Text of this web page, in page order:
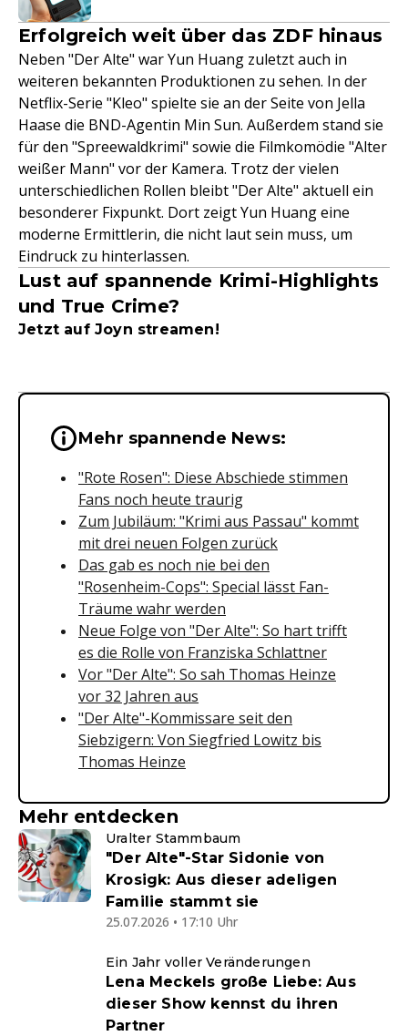
Erfolgreich weit über das ZDF hinaus
Neben "Der Alte" war Yun Huang zuletzt auch in
weiteren bekannten Produktionen zu sehen. In der
Netflix-Serie "Kleo" spielte sie an der Seite von Jella
Haase die BND-Agentin Min Sun. Außerdem stand sie
für den "Spreewaldkrimi" sowie die Filmkomödie "Alter
weißer Mann" vor der Kamera. Trotz der vielen
unterschiedlichen Rollen bleibt "Der Alte" aktuell ein
besonderer Fixpunkt. Dort zeigt Yun Huang eine
moderne Ermittlerin, die nicht laut sein muss, um
Eindruck zu hinterlassen.
Lust auf spannende Krimi-Highlights
und True Crime?
Jetzt auf Joyn streamen!
Wichtige Hinweise &
Mehr spannende News:
"Rote Rosen": Diese Abschiede stimmen
Fans noch heute traurig
Zum Jubiläum: "Krimi aus Passau" kommt
mit drei neuen Folgen zurück
Das gab es noch nie bei den
"Rosenheim-Cops": Special lässt Fan-
Träume wahr werden
Neue Folge von "Der Alte": So hart trifft
es die Rolle von Franziska Schlattner
Vor "Der Alte": So sah Thomas Heinze
vor 32 Jahren aus
"Der Alte"-Kommissare seit den
Siebzigern: Von Siegfried Lowitz bis
Thomas Heinze
Mehr entdecken
Uralter Stammbaum
"Der Alte"-Star Sidonie von
Krosigk: Aus dieser adeligen
Familie stammt sie
25.07.2026 • 17:10 Uhr
Ein Jahr voller Veränderungen
Lena Meckels große Liebe: Aus
dieser Show kennst du ihren
Partner